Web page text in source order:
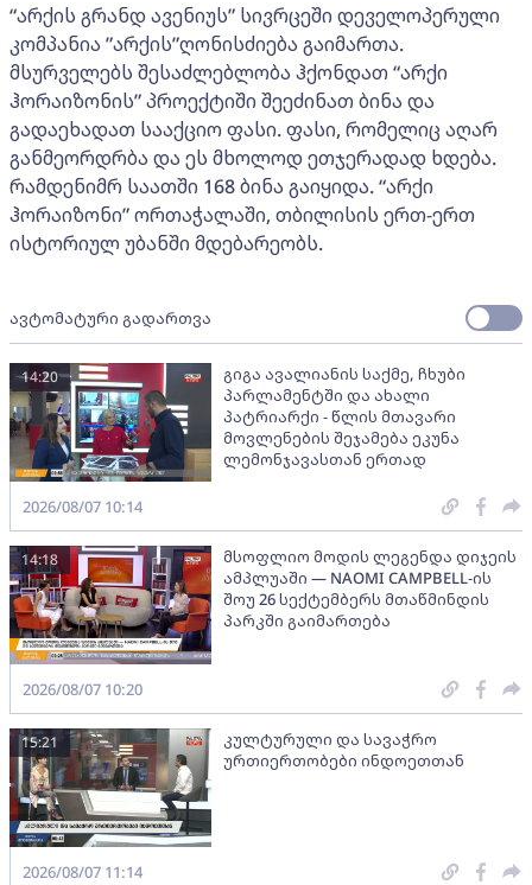
“არქის გრანდ ავენიუს” სივრცეში დეველოპერული
კომპანია ”არქის”ღონისძიება გაიმართა.
მსურველებს შესაძლებლობა ჰქონდათ “არქი
ჰორაიზონის” პროექტიში შეეძინათ ბინა და
გადაეხადათ სააქციო ფასი. ფასი, რომელიც აღარ
განმეორდრბა და ეს მხოლოდ ეთჯერადად ხდება.
რამდენიმრ საათში 168 ბინა გაიყიდა. “არქი
ჰორაიზონი” ორთაჭალაში, თბილისის ერთ-ერთ
ისტორიულ უბანში მდებარეობს.
ავტომატური გადართვა
გიგა ავალიანის საქმე, ჩხუბი
პარლამენტში და ახალი
პატრიარქი - წლის მთავარი
მოვლენების შეჯამება ეკუნა
ლემონჯავასთან ერთად
14:20
2026/08/07 10:14
მსოფლიო მოდის ლეგენდა დიჯეის
ამპლუაში — NAOMI CAMPBELL-ის
შოუ 26 სექტემბერს მთაწმინდის
პარკში გაიმართება
14:18
2026/08/07 10:20
კულტურული და სავაჭრო
ურთიერთობები ინდოეთთან
15:21
2026/08/07 11:14